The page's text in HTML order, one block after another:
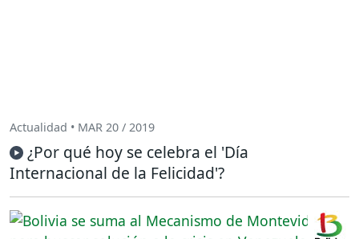
Actualidad • MAR 20 / 2019
¿Por qué hoy se celebra el 'Día
Internacional de la Felicidad'?